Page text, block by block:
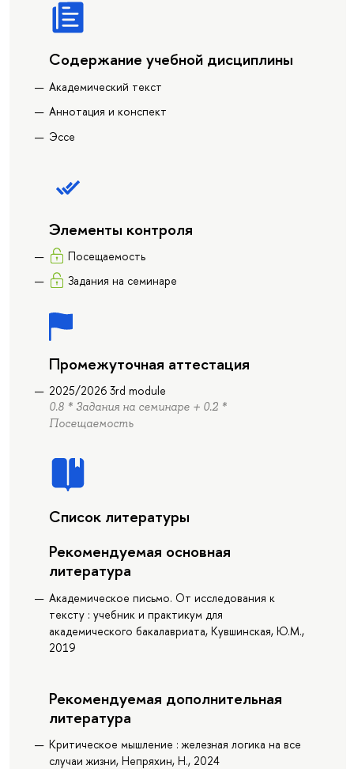
Содержание учебной дисциплины
Академический текст
Аннотация и конспект
Эссе
Элементы контроля
Посещаемость
Задания на семинаре
Промежуточная аттестация
2025/2026 3rd module
0.8 * Задания на семинаре + 0.2 *
Посещаемость
Список литературы
Рекомендуемая основная
литература
Академическое письмо. От исследования к
тексту : учебник и практикум для
академического бакалавриата, Кувшинская, Ю.М.,
2019
Рекомендуемая дополнительная
литература
Критическое мышление : железная логика на все
случаи жизни, Непряхин, Н., 2024